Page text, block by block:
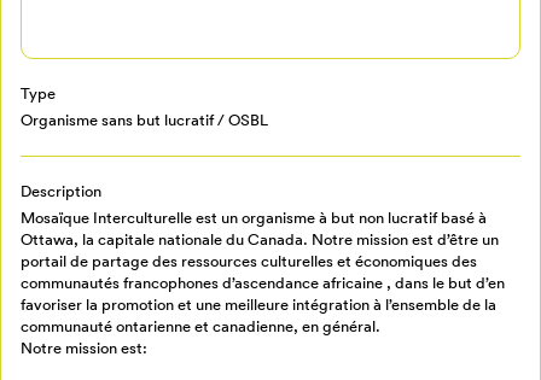
Mon Salon
Programmation
Billetterie
Type
Organisme sans but lucratif / OSBL
Description
Mosaïque Interculturelle est un organisme à but non lucratif basé à
Ottawa, la capitale nationale du Canada. Notre mission est d’être un
portail de partage des ressources culturelles et économiques des
communautés francophones d’ascendance africaine , dans le but d’en
favoriser la promotion et une meilleure intégration à l’ensemble de la
communauté ontarienne et canadienne, en général.
Notre mission est:
Pour enregistrer vos favoris,
connectez-vous ou créez votre profil
Mon Salon